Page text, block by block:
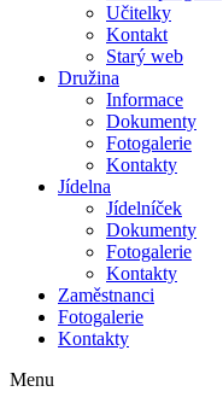
Učitelky
Kontakt
Starý web
Družina
Informace
Dokumenty
Fotogalerie
Kontakty
Jídelna
Jídelníček
Dokumenty
Fotogalerie
Kontakty
Zaměstnanci
Fotogalerie
Kontakty
Menu